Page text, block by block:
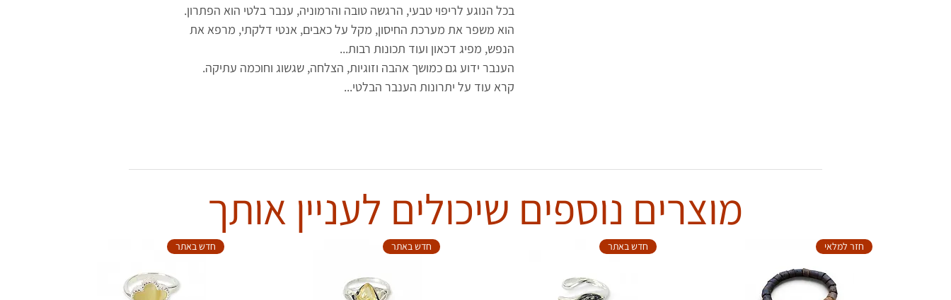
בכל הנוגע לריפוי טבעי, הרגשה טובה והרמוניה, ענבר בלטי הוא הפתרון.
הוא משפר את מערכת החיסון, מקל על כאבים, אנטי דלקתי, מרפא את
הנפש, מפיג דכאון ועוד תכונות רבות...
הענבר ידוע גם כמושך אהבה וזוגיות, הצלחה, שגשוג וחוכמה עתיקה.
קרא עוד על יתרונות הענבר הבלטי...
מוצרים נוספים שיכולים לעניין אותך
חזר למלאי חדש באתר חדש באתר חדש באתר